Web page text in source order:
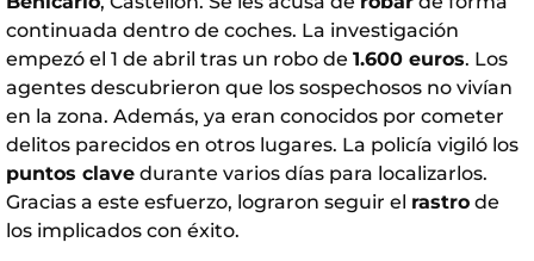
continuada dentro de coches. La investigación
empezó el 1 de abril tras un robo de 1.600 euros. Los
agentes descubrieron que los sospechosos no vivían
en la zona. Además, ya eran conocidos por cometer
delitos parecidos en otros lugares. La policía vigiló los
puntos clave durante varios días para localizarlos.
Gracias a este esfuerzo, lograron seguir el rastro de
los implicados con éxito.